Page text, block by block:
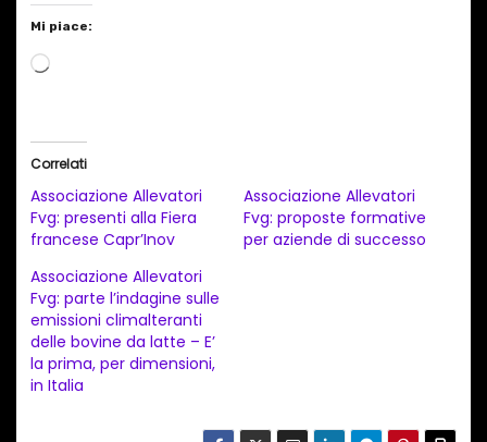
Mi piace:
C
a
m
e
n
t
o
i
Correlati
Associazione Allevatori
Fvg: presenti alla Fiera
francese Capr’Inov
Associazione Allevatori
Fvg: proposte formative
per aziende di successo
Associazione Allevatori
Fvg: parte l’indagine sulle
emissioni climalteranti
delle bovine da latte – E’
la prima, per dimensioni,
in Italia